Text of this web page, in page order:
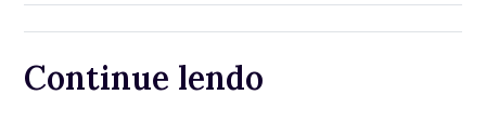
Continue lendo